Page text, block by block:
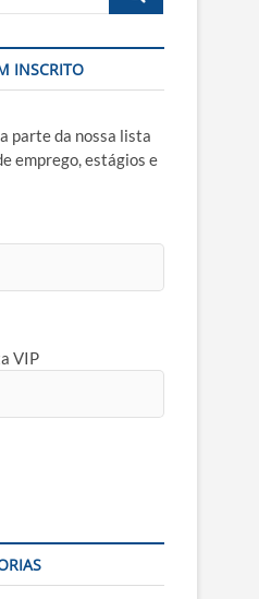
INSCRITO
parte da nossa lista
emprego, estágios e
VIP